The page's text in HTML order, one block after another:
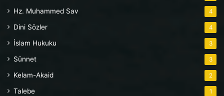
Hz. Muhammed Sav 4
Dini Sözler 4
İslam Hukuku 3
Sünnet 3
Kelam-Akaid 2
Talebe 1